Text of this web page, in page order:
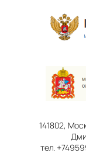
141802,
тел.